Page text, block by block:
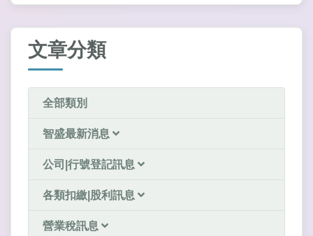
文章分類
全部類別
智盛最新消息
公司|行號登記訊息
各類扣繳|股利訊息
營業稅訊息